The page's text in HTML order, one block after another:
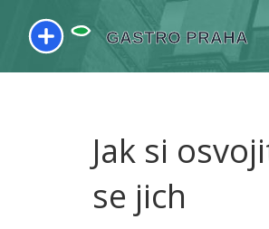
Jak si
se jich